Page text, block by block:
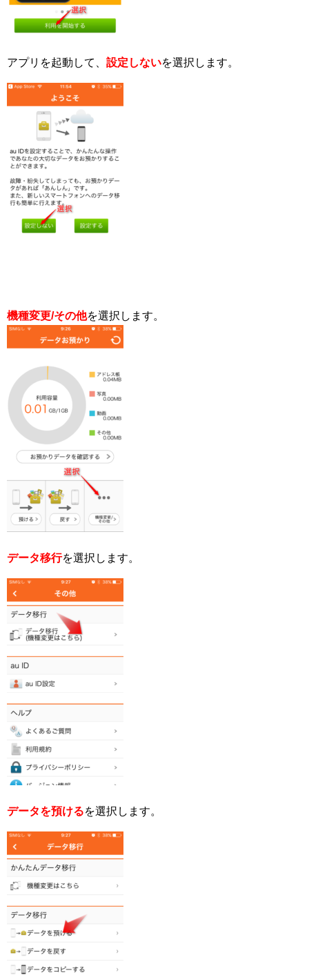
アプリを起動して、 設定しないを選択します。
機種変更/その他を選択します。
データ移行を選択します。
データを預けるを選択します。